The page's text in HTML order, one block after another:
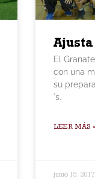
El
con una
su
´s.
LEER MÁS »
junio 15, 2017